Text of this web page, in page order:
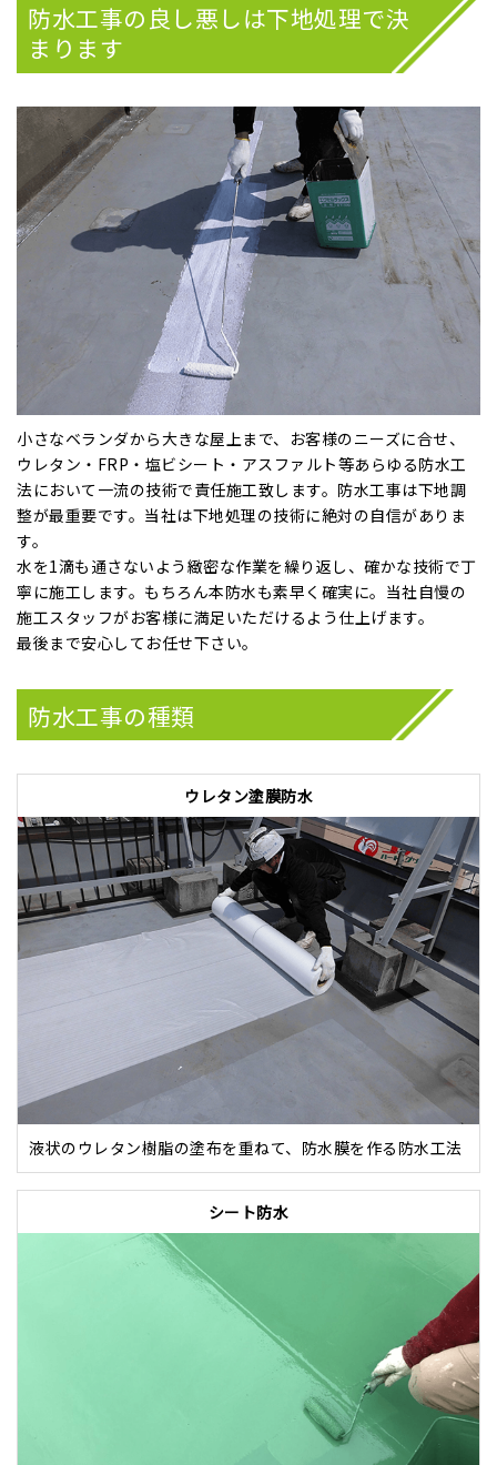
防水工事の良し悪しは下地処理で決
まります
小さなベランダから大きな屋上まで、お客様のニーズに合せ、
ウレタン・FRP・塩ビシート・アスファルト等あらゆる防水工
法において一流の技術で責任施工致します。防水工事は下地調
整が最重要です。当社は下地処理の技術に絶対の自信がありま
す。
水を1滴も通さないよう緻密な作業を繰り返し、確かな技術で丁
寧に施工します。もちろん本防水も素早く確実に。当社自慢の
施工スタッフがお客様に満足いただけるよう仕上げます。
最後まで安心してお任せ下さい。
防水工事の種類
ウレタン塗膜防水
液状のウレタン樹脂の塗布を重ねて、防水膜を作る防水工法
シート防水